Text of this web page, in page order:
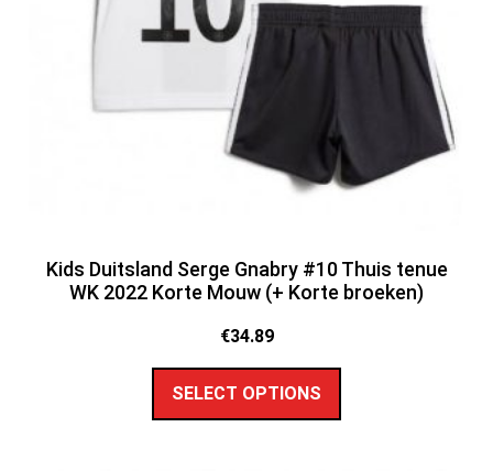
Kids Duitsland Serge Gnabry #10 Thuis tenue
WK 2022 Korte Mouw (+ Korte broeken)
€34.89
SELECT OPTIONS